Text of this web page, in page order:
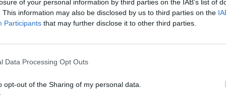
of your personal information by third parties on the IAB’s list of
This information may also be disclosed by us to third parties on the
Participants that may further disclose it to other third parties.
Data Processing Opt Outs
opt-out of the Sharing of my personal data.
& Grogu, που είναι μέχρι στιγμής
φως εδώ και πάνω από πέντε χρόνια. Η εν
πρόσφατα έχει προγραμματιστεί να
έναν χρόνο από σήεμρα.